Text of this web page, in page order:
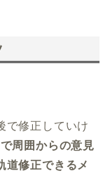
で修正していけ
周囲からの意見
道修正できるメ